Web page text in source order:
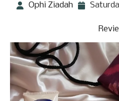
Ophi Ziadah